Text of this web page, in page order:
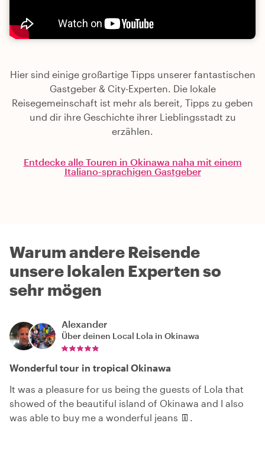
Hier sind einige großartige Tipps unserer fantastischen
Gastgeber & City-Experten. Die lokale
Reisegemeinschaft ist mehr als bereit, Tipps zu geben
und dir ihre Geschichte ihrer Lieblingsstadt zu
erzählen.
Entdecke alle Touren in Okinawa naha mit einem
Italiano-sprachigen Gastgeber
Warum andere Reisende
unsere lokalen Experten so
sehr mögen
Alexander
Über deinen Local Lola in Okinawa
Wonderful tour in tropical Okinawa
It was a pleasure for us being the guests of Lola that
showed of the beautiful island of Okinawa and I also
was able to buy me a wonderful jeans 👖.